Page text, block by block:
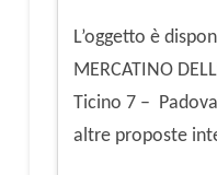
L’oggetto è
MERCATINO
Ticino 7 –
altre proposte